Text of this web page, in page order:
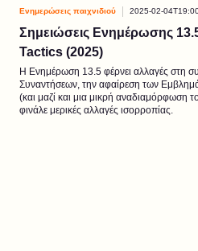
Ενημερώσεις παιχνιδιού 2025-02-
Σημειώσεις Ενημέρωσης
Tactics (2025)
Η Ενημέρωση 13.5 φέρνει αλλαγές στη
Συναντήσεων, την αφαίρεση των
(και μαζί και μια μικρή αναδιαμόρφωση
φινάλε μερικές αλλαγές ισορροπίας.